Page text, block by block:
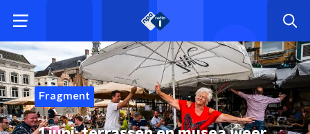
Fragment